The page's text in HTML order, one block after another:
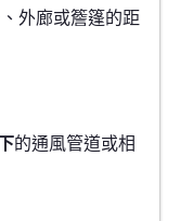
外廊或簷篷的距
的通風管道或相